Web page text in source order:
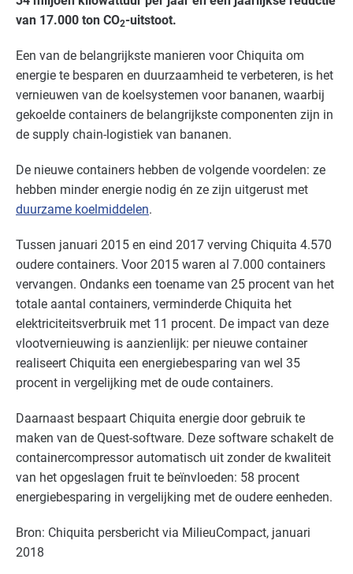
van 17.000 ton CO2-uitstoot.
Een van de belangrijkste manieren voor Chiquita om
energie te besparen en duurzaamheid te verbeteren, is het
vernieuwen van de koelsystemen voor bananen, waarbij
gekoelde containers de belangrijkste componenten zijn in
de supply chain-logistiek van bananen.
De nieuwe containers hebben de volgende voordelen: ze
hebben minder energie nodig én ze zijn uitgerust met
duurzame koelmiddelen.
Tussen januari 2015 en eind 2017 verving Chiquita 4.570
oudere containers. Voor 2015 waren al 7.000 containers
vervangen. Ondanks een toename van 25 procent van het
totale aantal containers, verminderde Chiquita het
elektriciteitsverbruik met 11 procent. De impact van deze
vlootvernieuwing is aanzienlijk: per nieuwe container
realiseert Chiquita een energiebesparing van wel 35
procent in vergelijking met de oude containers.
Daarnaast bespaart Chiquita energie door gebruik te
maken van de Quest-software. Deze software schakelt de
containercompressor automatisch uit zonder de kwaliteit
van het opgeslagen fruit te beïnvloeden: 58 procent
energiebesparing in vergelijking met de oudere eenheden.
Bron: Chiquita persbericht via MilieuCompact, januari
2018